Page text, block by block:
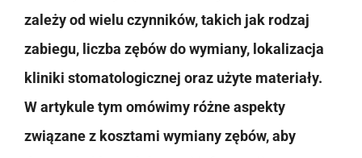
zależy od wielu czynników, takich jak rodzaj
zabiegu, liczba zębów do wymiany, lokalizacja
kliniki stomatologicznej oraz użyte materiały.
W artykule tym omówimy różne aspekty
związane z kosztami wymiany zębów, aby